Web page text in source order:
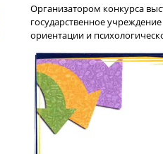
Организатором конкурса
государственное
ориентации и